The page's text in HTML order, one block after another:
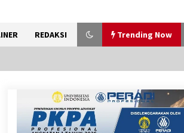
REDAKSI Trending Now
Gebyar Lomba 17 Agustus
RSUD Tigaraksa, Semarakkan
HUT RI dengan Nuansa